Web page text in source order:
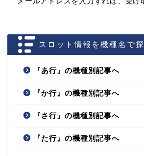
スロット情報を機種名で
『あ行』の機種別記事へ
『か行』の機種別記事へ
『さ行』の機種別記事へ
『た行』の機種別記事へ